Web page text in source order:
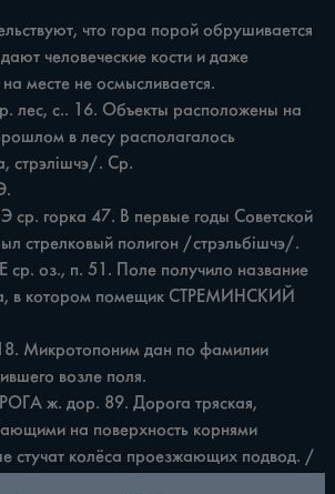
что гора порой обрушивается
человеческие кости и даже
месте не осмысливается.
в лесу располагалось
стрэлішчэ/. Ср.
стрелковый полигон /стрэльбішчэ/.
в котором помещик СТРЕМИНСКИЙ
возле поля.
на поверхность корнями
стучат колёса проезжающих подвод. /